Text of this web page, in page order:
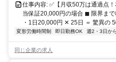
仕事内容: ✅【月収50万は通過点
当保証20,000円の場合 ◼︎ 限界ま
・1日20,000円 ✕ 25日 ＝ 驚異の
変形労働時間制 即日勤務OK 週2・3日か
同じ企業の求人